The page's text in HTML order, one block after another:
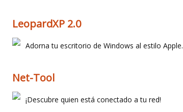
LeopardXP 2.0
Adorna tu escritorio de Windows al estilo Apple.
Net-Tool
¡Descubre quien está conectado a tu red!